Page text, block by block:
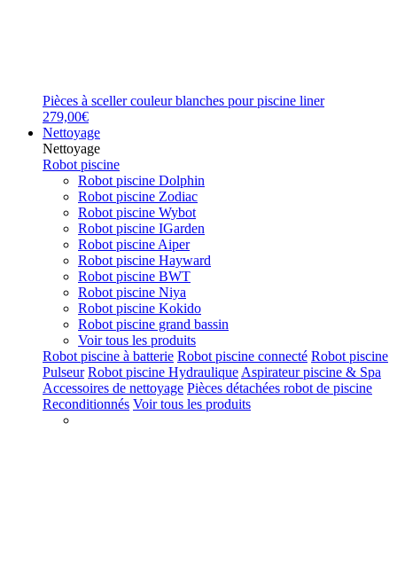
Pièces à sceller couleur blanches pour piscine liner
279,00€
Nettoyage
Nettoyage
Robot piscine
Robot piscine Dolphin
Robot piscine Zodiac
Robot piscine Wybot
Robot piscine IGarden
Robot piscine Aiper
Robot piscine Hayward
Robot piscine BWT
Robot piscine Niya
Robot piscine Kokido
Robot piscine grand bassin
Voir tous les produits
Robot piscine à batterie Robot piscine connecté Robot piscine
Pulseur Robot piscine Hydraulique Aspirateur piscine & Spa
Accessoires de nettoyage Pièces détachées robot de piscine
Reconditionnés Voir tous les produits